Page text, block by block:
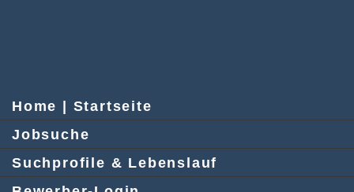
Home | Startseite
Jobsuche
Suchprofile & Lebenslauf